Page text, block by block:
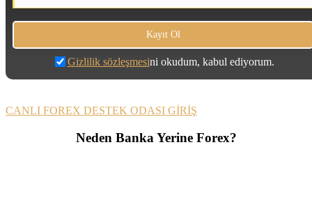
Gizlilik sözleşmesini okudum, kabul ediyorum.
CANLI FOREX DESTEK ODASI GİRİŞ
Neden Banka Yerine Forex?